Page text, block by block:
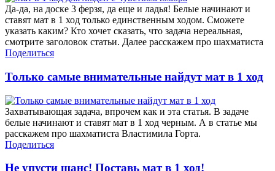
Да-да, на доске 3 ферзя, да еще и ладья! Белые начинают и
ставят мат в 1 ход только единственным ходом. Сможете
указать каким? Кто хочет сказать, что задача нереальная,
смотрите заголовок статьи. Далее расскажем про шахматиста
Поделиться
Только самые внимательные найдут мат в 1 ход
Захватывающая задача, впрочем как и эта статья. В задаче
белые начинают и ставят мат в 1 ход черным. А в статье мы
расскажем про шахматиста Властимила Горта.
Поделиться
Не упусти шанс! Поставь мат в 1 ход!